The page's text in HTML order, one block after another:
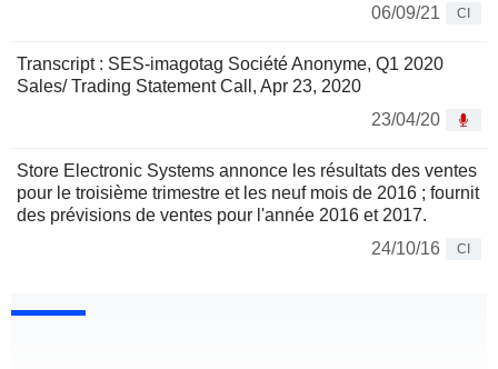
06/09/21
CI
Transcript : SES-imagotag Société Anonyme, Q1 2020
Sales/ Trading Statement Call, Apr 23, 2020
23/04/20
Store Electronic Systems annonce les résultats des ventes
pour le troisième trimestre et les neuf mois de 2016 ; fournit
des prévisions de ventes pour l'année 2016 et 2017.
24/10/16
CI